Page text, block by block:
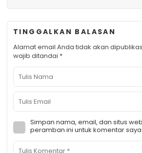
TINGGALKAN BALASAN
Alamat email Anda tidak akan
wajib ditandai *
Simpan nama, email, dan situs
peramban ini untuk komentar